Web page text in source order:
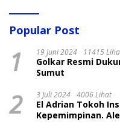
Popular Post
1 19 Juni 2024 11415
Golkar Resmi
Sumut
2 3 Juli 2024 4006 Lihat
El Adrian Tokoh
Kepemimpinan.